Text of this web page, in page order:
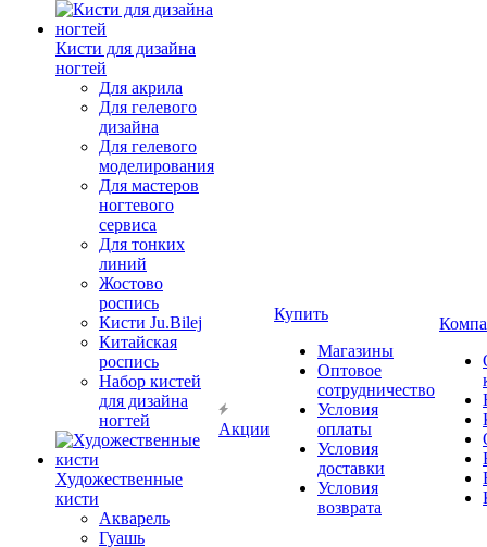
Кисти для дизайна
ногтей
Для акрила
Для гелевого
дизайна
Для гелевого
моделирования
Для мастеров
ногтевого
сервиса
Для тонких
линий
Жостово
роспись
Кисти Ju.Bilej
Китайская
роспись
Набор кистей
для дизайна
ногтей
Художественные
кисти
Акварель
Гуашь
Акции
Купить
Магазины
Оптовое
сотрудничество
Условия
оплаты
Условия
доставки
Условия
возврата